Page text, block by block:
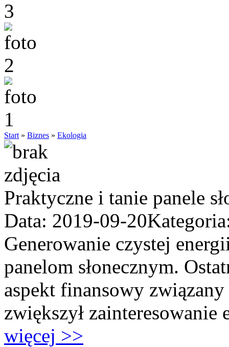
Start » Biznes » Ekologia
Praktyczne i tanie panele
Data: 2019-09-20
Generowanie czystej
panelom słonecznym.
aspekt finansowy
zwiększył zainteresowanie
więcej >>